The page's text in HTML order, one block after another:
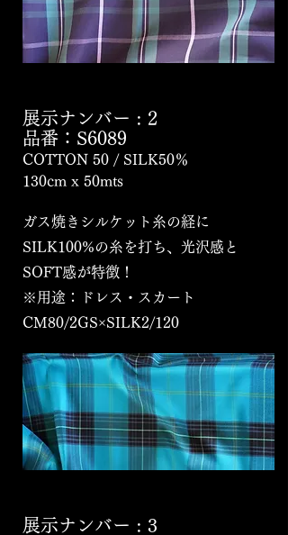
展示ナンバー : 2
品番：S6089
COTTON 50 / SILK50％
130cm x 50mts
ガス焼きシルケット糸の経に
SILK100%の糸を打ち、光沢感と
SOFT感が特徴！
※用途：ドレス・スカート
CM80/2GS×SILK2/120
展示ナンバー : 3